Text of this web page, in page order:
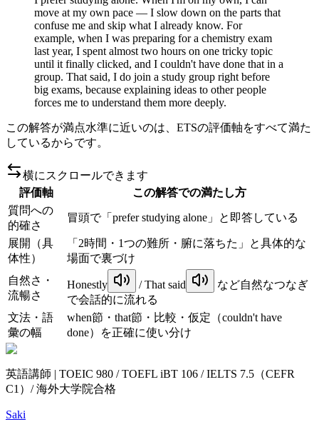
move at my own pace — I slow down on the parts that
confuse me and skip what I already know. For
example, when I was preparing for a chemistry exam
last year, I spent almost two hours on one tricky topic
until it finally clicked, and I couldn't have done that in a
group. That said, I do join a study group right before
big exams, because explaining ideas to other people
forces me to understand them more deeply.
この解答が満点水準に近いのは、ETSの評価軸をすべて満た
しているからです。
横にスクロールできます
評価軸
この解答での満たし方
質問への
的確さ
冒頭で「prefer studying alone」と即答している
展開（具
体性）
「2時間・1つの難所・腑に落ちた」と具体的な
場面で裏づけ
自然さ・
流暢さ
Honestly /That said
など自然なつなぎ
で会話的に流れる
文法・語
彙の幅
when節・that節・比較・仮定（couldn't have
done）を正確に使い分け
英語講師 | TOEIC 980 / TOEFL iBT 106 / IELTS 7.5（CEFR
C1）/ 海外大学院合格
Saki